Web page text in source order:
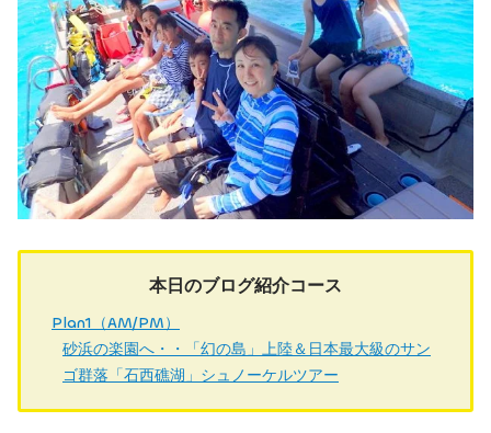
本日のブログ紹介コース
Plan1（AM/PM）
砂浜の楽園へ・・「幻の島」上陸＆日本最大級のサン
ゴ群落「石西礁湖」シュノーケルツアー